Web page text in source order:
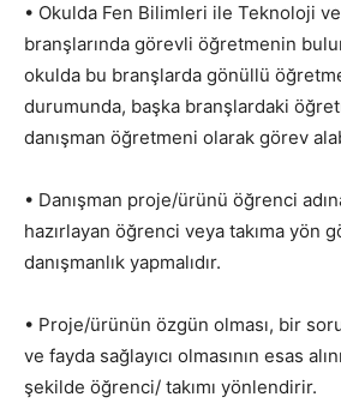
• Okulda Fen Bilimleri ile Teknoloji ve
branşlarında görevli öğretmenin
okulda bu branşlarda gönüllü
durumunda, başka branşlardaki
danışman öğretmeni olarak görev
• Danışman proje/ürünü öğrenci
hazırlayan öğrenci veya takıma yön
danışmanlık yapmalıdır.
• Proje/ürünün özgün olması, bir
ve fayda sağlayıcı olmasının esas
şekilde öğrenci/ takımı yönlendirir.